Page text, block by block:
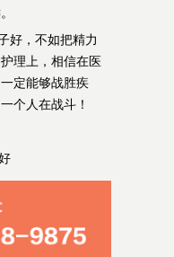
好，不如把精力
理上，相信在医
定能够战胜疾
个人在战斗！